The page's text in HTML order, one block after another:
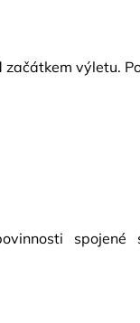
výletu.
spojené